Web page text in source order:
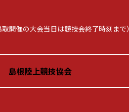
催の大会当日は競技会終了時刻まで）
島根陸上競技協会